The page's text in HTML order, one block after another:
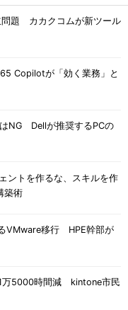
問題 カカクコムが新ツール
Copilotが「効く業務」と
NG Dellが推奨するPCの
ントを作るな、スキルを作
築術
VMware移行 HPE幹部が
万5000時間減 kintone市民